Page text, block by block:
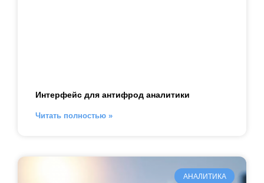
Интерфейс для антифрод аналитики
Читать полностью »
АНАЛИТИКА